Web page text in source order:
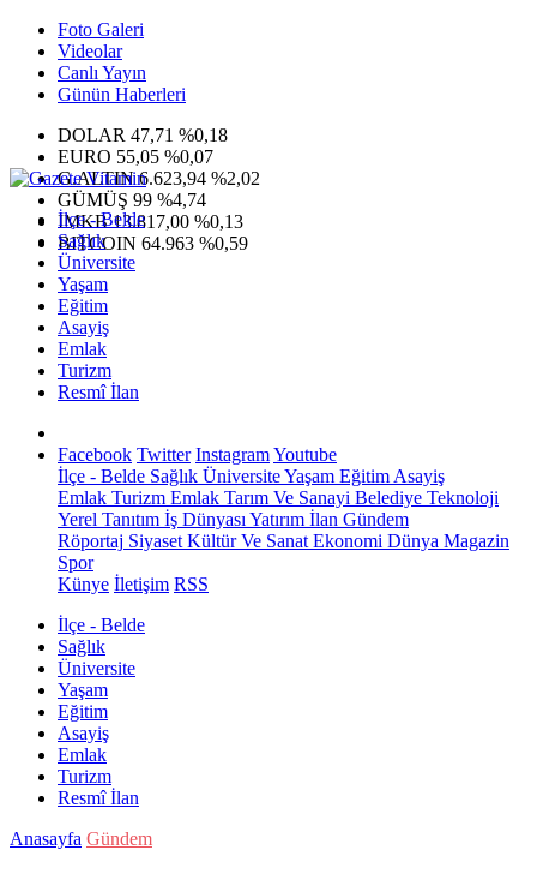
Foto Galeri
Videolar
Canlı Yayın
Günün Haberleri
DOLAR 47,71 %0,18
EURO 55,05 %0,07
G.ALTIN6.623,94 %2,02
GÜMÜŞ 99 %4,74
IMKB13.817,00 %0,13
BITCOIN 64.963 %0,59
İlçe - Belde
Sağlık
Üniversite
Yaşam
Eğitim
Asayiş
Emlak
Turizm
Resmî İlan
Facebook Twitter InstagramYoutube
İlçe - Belde Sağlık ÜniversiteYaşam Eğitim Asayiş
Emlak Turizm Emlak Tarım Ve Sanayi Belediye Teknoloji
Yerel Tanıtım İş Dünyası Yatırım İlan Gündem
Röportaj Siyaset Kültür Ve Sanat Ekonomi Dünya Magazin
Spor
Künye İletişim RSS
İlçe - Belde
Sağlık
Üniversite
Yaşam
Eğitim
Asayiş
Emlak
Turizm
Resmî İlan
Anasayfa Gündem